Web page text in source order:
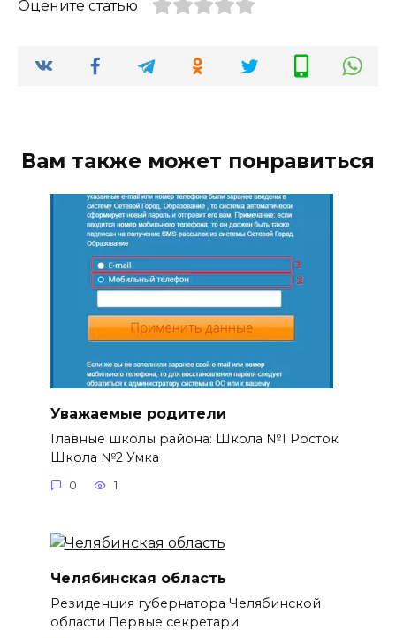
Оцените статью
Вам также может понравиться
Уважаемые родители
Главные школы района: Школа №1 Росток
Школа №2 Умка
0 1
Челябинская область
Резиденция губернатора Челябинской
области Первые секретари